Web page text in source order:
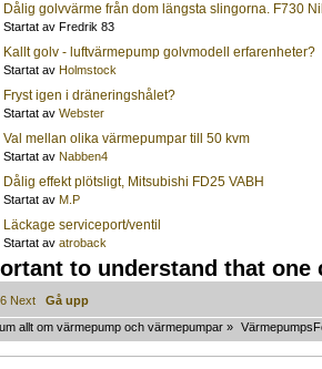
Dålig golvvärme från dom längsta slingorna. F730
Startat av Fredrik 83
Kallt golv - luftvärmepump golvmodell erfarenheter?
Startat av Holmstock
Fryst igen i dräneringshålet?
Startat av Webster
Val mellan olika värmepumpar till 50 kvm
Startat av Nabben4
Dålig effekt plötsligt, Mitsubishi FD25 VABH
Startat av M.P
Läckage serviceport/ventil
Startat av atroback
to understand that one
Next
Gå upp
allt om värmepump och värmepumpar »